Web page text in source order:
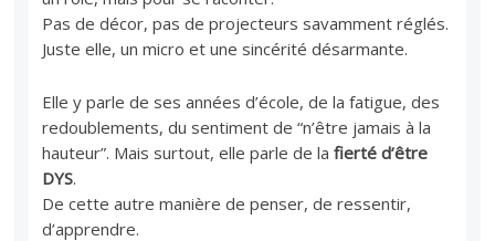
Pas de décor, pas de projecteurs savamment réglés.
Juste elle, un micro et une sincérité désarmante.
Elle y parle de ses années d’école, de la fatigue, des
redoublements, du sentiment de “n’être jamais à la
hauteur”. Mais surtout, elle parle de lafierté d’être
DYS.
De cette autre manière de penser, de ressentir,
d’apprendre.